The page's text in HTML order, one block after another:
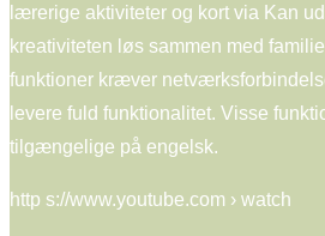
lærerige aktiviteter og kort via Kan
kreativiteten løs sammen med
funktioner kræver
levere fuld funktionalitet. Visse
tilgængelige på engelsk.
http s://www.youtube.com › watch